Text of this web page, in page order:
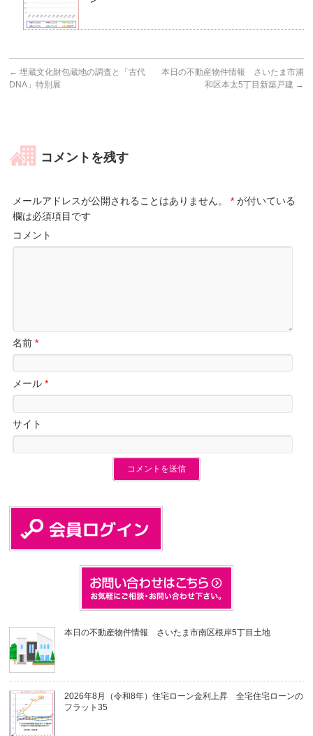
← 埋蔵文化財包蔵地の調査と「古代
DNA」特別展
本日の不動産物件情報 さいたま市浦
和区本太5丁目新築戸建 →
コメントを残す
メールアドレスが公開されることはありません。 * が付いている
欄は必須項目です
コメント
名前*
メール*
サイト
本日の不動産物件情報 さいたま市南区根岸5丁目土地
2026年8月（令和8年）住宅ローン金利上昇 全宅住宅ローンの
フラット35